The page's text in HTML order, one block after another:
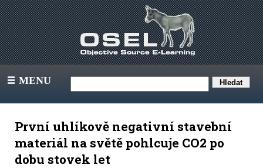
III MENU
První uhlíkově negativní stavební
materiál na světě pohlcuje CO2 po
dobu stovek let